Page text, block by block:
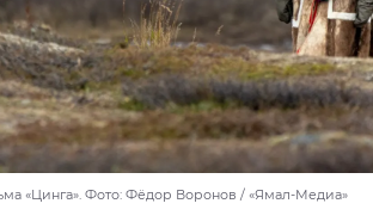
«Цинга». Фото: Фёдор Воронов / «Ямал-Медиа»